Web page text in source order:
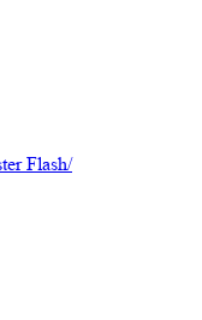
Flash/